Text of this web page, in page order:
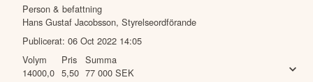
Person & befattning
Hans Gustaf Jacobsson,Styrelseordförande
Publicerat:06 Oct 2022 14:05
Volym
14000,0
Pris
5,50
Summa
77 000 SEK